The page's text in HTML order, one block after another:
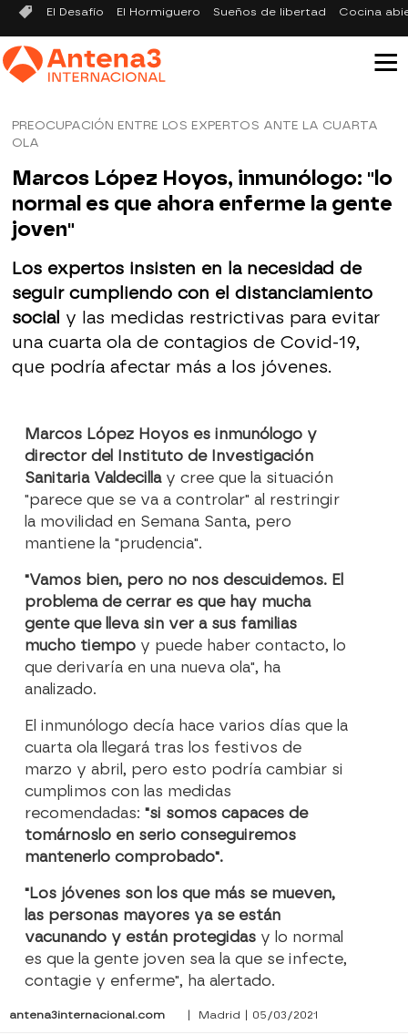
El Desafío El Hormiguero Sueños de libertad Cocina
PREOCUPACIÓN ENTRE LOS EXPERTOS ANTE LA CUARTA
OLA
Marcos López Hoyos, inmunólogo: "lo
normal es que ahora enferme la gente
joven"
Los expertos insisten en la necesidad de
seguir cumpliendo con el distanciamiento
social y las medidas restrictivas para evitar
una cuarta ola de contagios de Covid-19,
que podría afectar más a los jóvenes.
Marcos López Hoyos es inmunólogo y
director del Instituto de Investigación
Sanitaria Valdecilla y cree que la situación
"parece que se va a controlar" al restringir
la movilidad en Semana Santa, pero
mantiene la "prudencia".
"Vamos bien, pero no nos descuidemos. El
problema de cerrar es que hay mucha
gente que lleva sin ver a sus familias
mucho tiempo y puede haber contacto, lo
que derivaría en una nueva ola", ha
analizado.
El inmunólogo decía hace varios días que la
cuarta ola llegará tras los festivos de
marzo y abril, pero esto podría cambiar si
cumplimos con las medidas
recomendadas:"si somos capaces de
tomárnoslo en serio conseguiremos
mantenerlo comprobado".
"Los jóvenes son los que más se mueven,
las personas mayores ya se están
vacunando y están protegidas y lo normal
es que la gente joven sea la que se infecte,
contagie y enferme", ha alertado.
antena3internacional.com | Madrid | 05/03/2021